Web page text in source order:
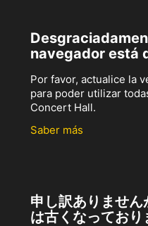
navegador está
Por favor, actualice la
para poder utilizar
Concert Hall.
Saber más
申し訳ありませ
は古くなっており